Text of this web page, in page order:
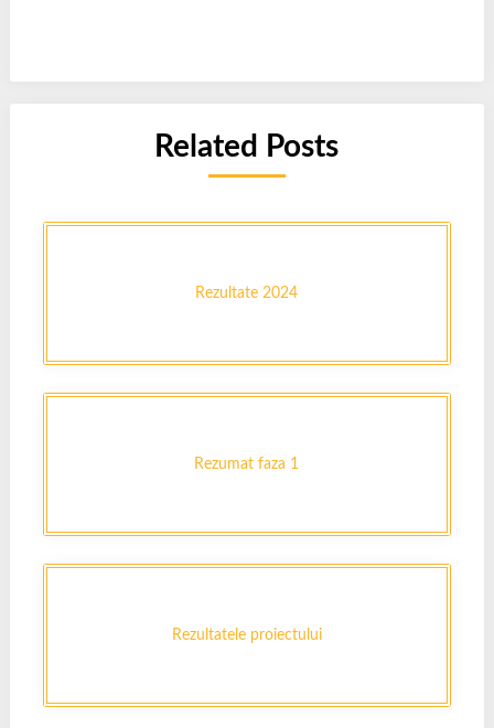
Related Posts
Rezultate 2024
Rezumat faza 1
Rezultatele proiectului